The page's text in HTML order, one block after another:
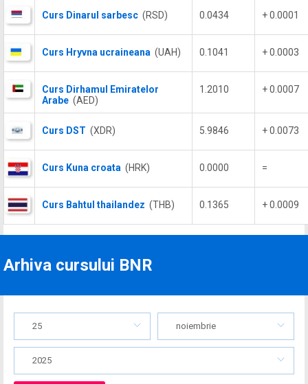
Curs Dinarul sarbesc (RSD) 0.0434 + 0.0001
Curs Hryvna ucraineana (UAH) 0.1041 + 0.0003
Curs Dirhamul Emiratelor
Arabe (AED)
1.2010 + 0.0007
Curs DST (XDR) 5.9846 + 0.0073
Curs Kuna croata (HRK) 0.0000 =
Curs Bahtul thailandez (THB) 0.1365 + 0.0009
Arhiva cursului BNR
25 noiembrie
2025